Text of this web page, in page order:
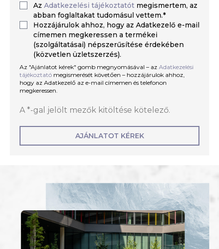
Az Adatkezelési tájékoztatót megismertem, az
abban foglaltakat tudomásul vettem.*
Hozzájárulok ahhoz, hogy az Adatkezelő e-mail
címemen megkeressen a termékei
(szolgáltatásai) népszerűsítése érdekében
(közvetlen üzletszerzés).
Az "Ajánlatot kérek" gomb megnyomásával – az Adatkezelési
tájékoztató megismerését követően – hozzájárulok ahhoz,
hogy az Adatkezelő az e-mail címemen és telefonon
megkeressen.
A *-gal jelölt mezők kitöltése kötelező.
AJÁNLATOT KÉREK